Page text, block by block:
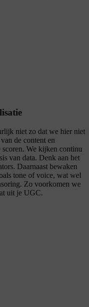
niet zo dat we hier niet
de content en
scoren. We kijken continu
van data. Denk aan het
Daarnaast bewaken
tone of voice, wat wel
Zo voorkomen we
uit je UGC.